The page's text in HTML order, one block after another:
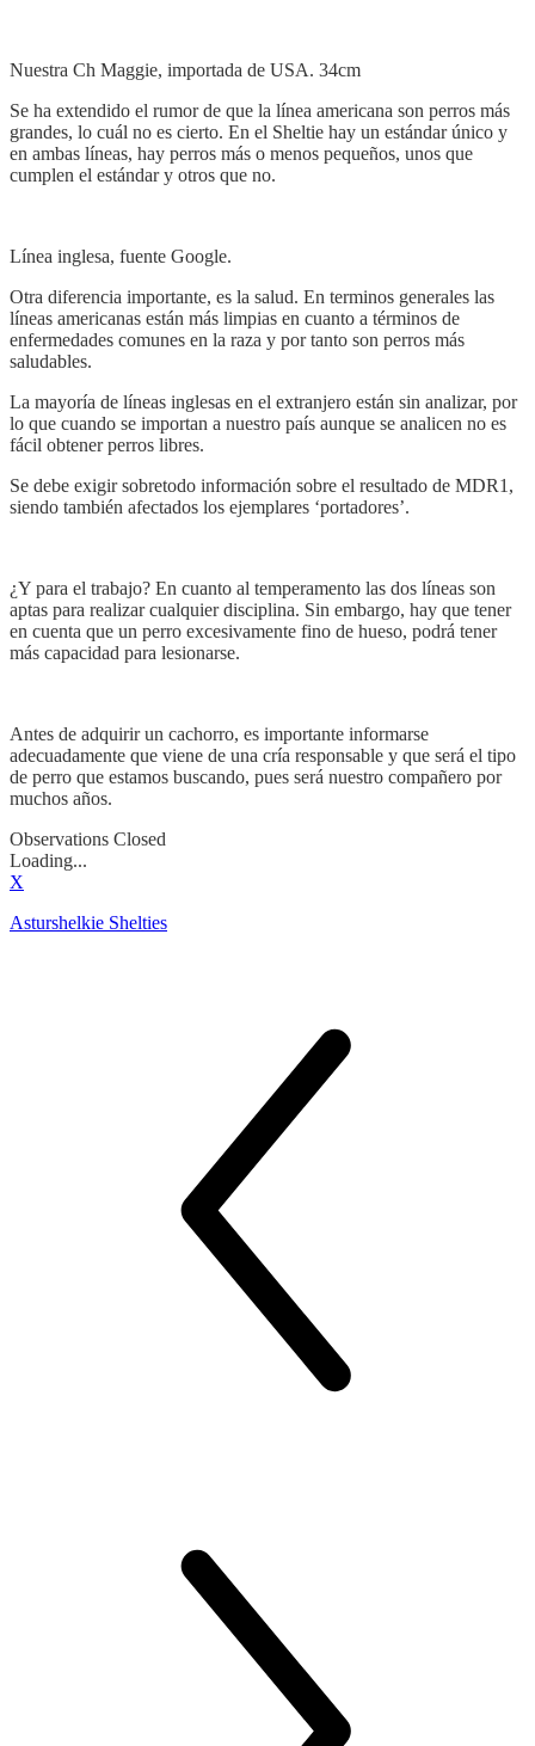
Nuestra Ch Maggie, importada de USA. 34cm
Se ha extendido el rumor de que la línea americana son perros más
grandes, lo cuál no es cierto. En el Sheltie hay un estándar único y
en ambas líneas, hay perros más o menos pequeños, unos que
cumplen el estándar y otros que no.
Línea inglesa, fuente Google.
Otra diferencia importante, es la salud. En terminos generales las
líneas americanas están más limpias en cuanto a términos de
enfermedades comunes en la raza y por tanto son perros más
saludables.
La mayoría de líneas inglesas en el extranjero están sin analizar, por
lo que cuando se importan a nuestro país aunque se analicen no es
fácil obtener perros libres.
Se debe exigir sobretodo información sobre el resultado de MDR1,
siendo también afectados los ejemplares ‘portadores’.
¿Y para el trabajo? En cuanto al temperamento las dos líneas son
aptas para realizar cualquier disciplina. Sin embargo, hay que tener
en cuenta que un perro excesivamente fino de hueso, podrá tener
más capacidad para lesionarse.
Antes de adquirir un cachorro, es importante informarse
adecuadamente que viene de una cría responsable y que será el tipo
de perro que estamos buscando, pues será nuestro compañero por
muchos años.
Observations Closed
Loading...
X
Asturshelkie Shelties